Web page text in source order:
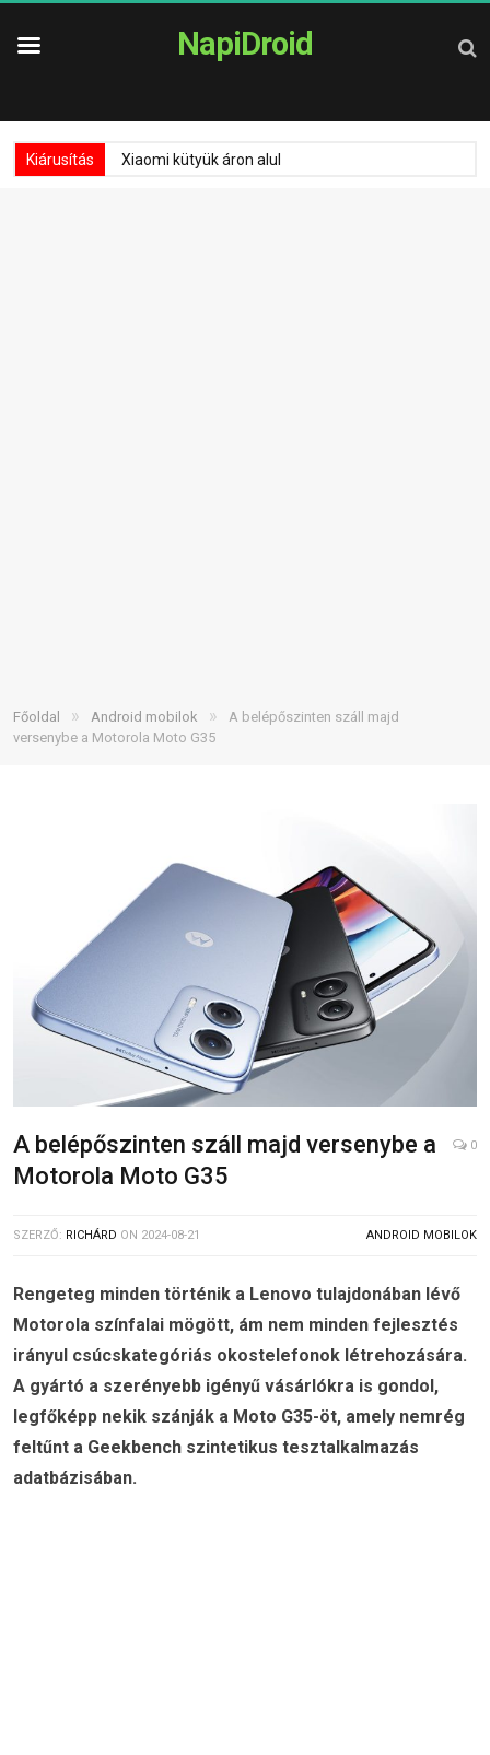
NapiDroid
Kiárusítás Xiaomi kütyük áron alul
Főoldal » Android mobilok »
A belépőszinten száll majd
versenybe a Motorola Moto G35
A belépőszinten száll majd versenybe a
Motorola Moto G35
0
SZERZŐ: RICHÁRD ON 2024-08-21 ANDROID MOBILOK
Rengeteg minden történik a Lenovo tulajdonában lévő
Motorola színfalai mögött, ám nem minden fejlesztés
irányul csúcskategóriás okostelefonok létrehozására.
A gyártó a szerényebb igényű vásárlókra is gondol,
legfőképp nekik szánják a Moto G35-öt, amely nemrég
feltűnt a Geekbench szintetikus tesztalkalmazás
adatbázisában.